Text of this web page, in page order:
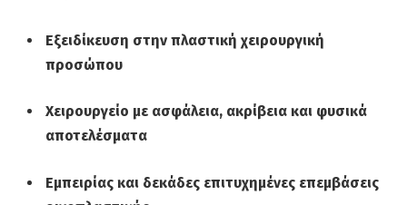
Εξειδίκευση στην πλαστική χειρουργική
προσώπου
Χειρουργείο με ασφάλεια, ακρίβεια και φυσικά
αποτελέσματα
Εμπειρίας και δεκάδες επιτυχημένες επεμβάσεις